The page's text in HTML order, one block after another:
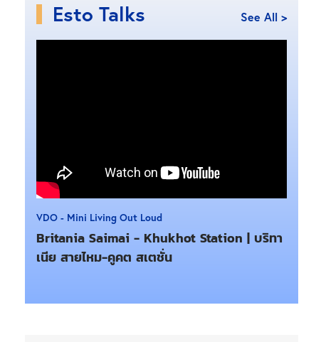
Esto Talks See All >
VDO - Mini Living Out Loud
Britania Saimai - Khukhot Station | บริทา
เนีย สายไหม-คูคต สเตชั่น